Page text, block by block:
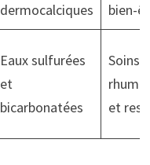
dermocalciques
bien-
Eaux sulfurées
et
bicarbonatées
Soins
et